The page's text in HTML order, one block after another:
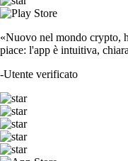
«Nuovo nel mondo crypto,
piace: l'app è intuitiva,
-Utente verificato